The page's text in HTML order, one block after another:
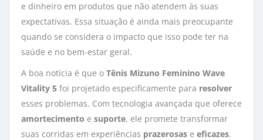
e dinheiro em produtos que não atendem às suas
expectativas. Essa situação é ainda mais preocupante
quando se considera o impacto que isso pode ter na
saúde e no bem-estar geral.
A boa notícia é que o Tênis Mizuno Feminino Wave
Vitality 5 foi projetado especificamente para resolver
esses problemas. Com tecnologia avançada que oferece
amortecimento e suporte, ele promete transformar
suas corridas em experiências prazerosas e eficazes.